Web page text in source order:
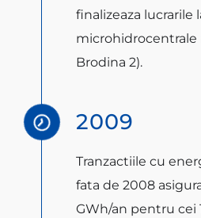
finalizeaza lucrarile
microhidrocentrale
Brodina 2).
2009
Tranzactiile cu
fata de 2008
GWh/an pentru cei